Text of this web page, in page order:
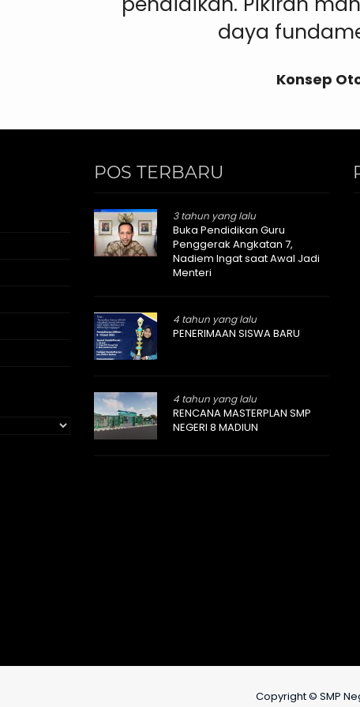
daya
Konsep
POS TERBARU
3 tahun yang lalu
Buka Pendidikan Guru
Penggerak Angkatan 7,
Nadiem Ingat saat Awal Jadi
Menteri
4 tahun yang lalu
PENERIMAAN SISWA BARU
4 tahun yang lalu
RENCANA MASTERPLAN SMP
NEGERI 8 MADIUN
Copyright © SMP